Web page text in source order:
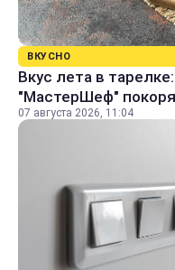
ВКУСНО
Вкус лета в
"МастерШеф"
07 августа 2026, 11:04